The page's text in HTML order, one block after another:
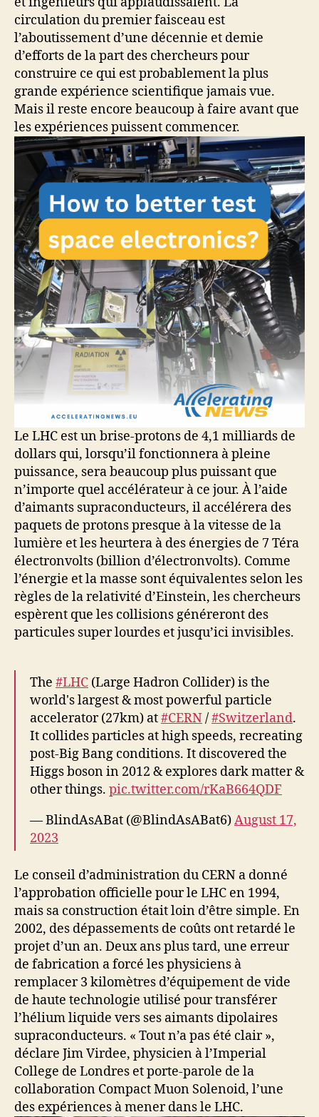
circulation du premier faisceau est
l’aboutissement d’une décennie et demie
d’efforts de la part des chercheurs pour
construire ce qui est probablement la plus
grande expérience scientifique jamais vue.
Mais il reste encore beaucoup à faire avant que
les expériences puissent commencer.
Le LHC est un brise-protons de 4,1 milliards de
dollars qui, lorsqu’il fonctionnera à pleine
puissance, sera beaucoup plus puissant que
n’importe quel accélérateur à ce jour. À l’aide
d’aimants supraconducteurs, il accélérera des
paquets de protons presque à la vitesse de la
lumière et les heurtera à des énergies de 7 Téra
électronvolts (billion d’électronvolts). Comme
l’énergie et la masse sont équivalentes selon les
règles de la relativité d’Einstein, les chercheurs
espèrent que les collisions généreront des
particules super lourdes et jusqu’ici invisibles.
The #LHC (Large Hadron Collider) is the
world's largest & most powerful particle
accelerator (27km) at#CERN/#Switzerland.
It collides particles at high speeds, recreating
post-Big Bang conditions. It discovered the
Higgs boson in 2012 & explores dark matter &
other things. pic.twitter.com/rKaB664QDF
— BlindAsABat (@BlindAsABat6)August 17,
2023
Le conseil d’administration du CERN a donné
l’approbation officielle pour le LHC en 1994,
mais sa construction était loin d’être simple. En
2002, des dépassements de coûts ont retardé le
projet d’un an. Deux ans plus tard, une erreur
de fabrication a forcé les physiciens à
remplacer 3 kilomètres d’équipement de vide
de haute technologie utilisé pour transférer
l’hélium liquide vers ses aimants dipolaires
supraconducteurs. « Tout n’a pas été clair »,
déclare Jim Virdee, physicien à l’Imperial
College de Londres et porte-parole de la
collaboration Compact Muon Solenoid, l’une
des expériences à mener dans le LHC.